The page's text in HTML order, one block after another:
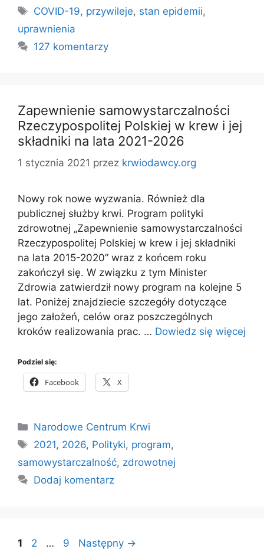
Tagi
COVID-19, przywileje, stan epidemii,
uprawnienia
127 komentarzy
Zapewnienie samowystarczalności
Rzeczypospolitej Polskiej w krew i jej
składniki na lata 2021-2026
1 stycznia 2021 przez krwiodawcy.org
Nowy rok nowe wyzwania. Również dla
publicznej służby krwi. Program polityki
zdrowotnej „Zapewnienie samowystarczalności
Rzeczypospolitej Polskiej w krew i jej składniki
na lata 2015-2020” wraz z końcem roku
zakończył się. W związku z tym Minister
Zdrowia zatwierdził nowy program na kolejne 5
lat. Poniżej znajdziecie szczegóły dotyczące
jego założeń, celów oraz poszczególnych
kroków realizowania prac. … Dowiedz się więcej
Podziel się:
Facebook X
Kategorie
Narodowe Centrum Krwi
Tagi
2021, 2026, Polityki, program,
samowystarczalność, zdrowotnej
Dodaj komentarz
Strona
1 Strona
2 … Strona
9 Następny →